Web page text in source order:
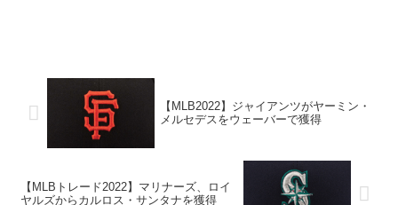
【MLB2022】ジャイアンツがヤーミン・
メルセデスをウェーバーで獲得
【MLBトレード2022】マリナーズ、ロイ
ヤルズからカルロス・サンタナを獲得